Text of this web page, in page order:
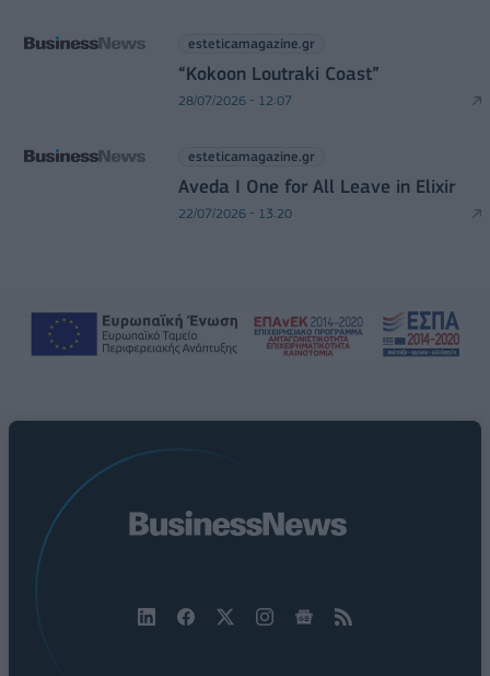
esteticamagazine.gr
“Kokoon Loutraki Coast”
28/07/2026 - 12:07
esteticamagazine.gr
Aveda I One for All Leave in Elixir
22/07/2026 - 13:20